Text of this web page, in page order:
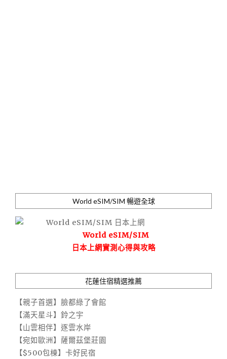
World eSIM/SIM 暢遊全球
World eSIM/SIM
日本上網實測心得與攻略
花蓮住宿精選推薦
【親子首選】臉都綠了會館
【滿天星斗】鈴之宇
【山雲相伴】逐雲水岸
【宛如歐洲】薩爾茲堡莊園
【$500包棟】卡好民宿